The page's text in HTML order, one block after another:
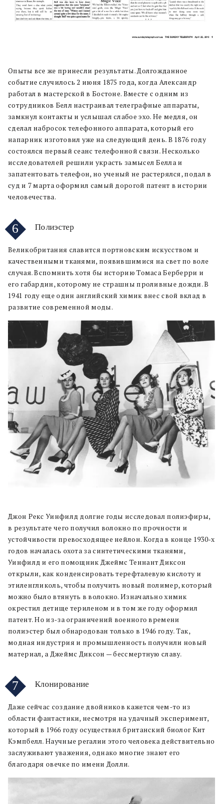
Опыты все же принесли результаты. Долгожданное
событие случилось 2 июня 1875 года, когда Александр
работал в мастерской в Бостоне. Вместе с одним из
сотрудников Белл настраивал телеграфные аппараты,
замкнул контакты и услышал слабое эхо. Не медля, он
сделал набросок телефонного аппарата, который его
напарник изготовил уже на следующий день. В 1876 году
состоялся первый сеанс телефонной связи. Несколько
исследователей решили украсть замысел Белла и
запатентовать телефон, но ученый не растерялся, подал в
суд и 7 марта оформил самый дорогой патент в истории
человечества.
6 Полиэстер
Великобритания славится портновским искусством и
качественными тканями, появившимися на свет по воле
случая. Вспомнить хотя бы историю Томаса Берберри и
его габардин, которому не страшны проливные дожди. В
1941 году еще один английский химик внес свой вклад в
развитие современной моды.
Джон Рекс Уинфилд долгие годы исследовал полиэфиры,
в результате чего получил волокно по прочности и
устойчивости превосходящее нейлон. Когда в конце 1930-х
годов началась охота за синтетическими тканями,
Уинфилд и его помощник Джеймс Теннант Диксон
открыли, как конденсировать терефталевую кислоту и
этиленгликоль, чтобы получить новый полимер, который
можно было втянуть в волокно. Изначально химик
окрестил детище териленом и в том же году оформил
патент. Но из-за ограничений военного времени
полиэстер был обнародован только в 1946 году. Так,
модная индустрия и промышленность получили новый
материал, а Джеймс Диксон — бессмертную славу.
7 Клонирование
Даже сейчас создание двойников кажется чем-то из
области фантастики, несмотря на удачный эксперимент,
который в 1966 году осуществил британский биолог Кит
Кэмпбелл. Научные регалии этого человека действительно
заслуживают уважения, однако многие знают его
благодаря овечке по имени Долли.